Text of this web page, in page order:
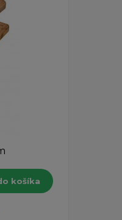
košíka